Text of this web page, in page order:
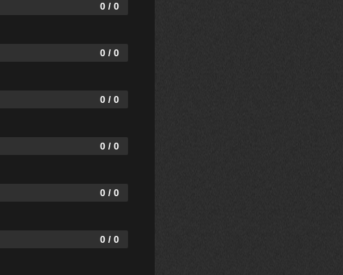
0 / 0
0 / 0
0 / 0
0 / 0
0 / 0
0 / 0